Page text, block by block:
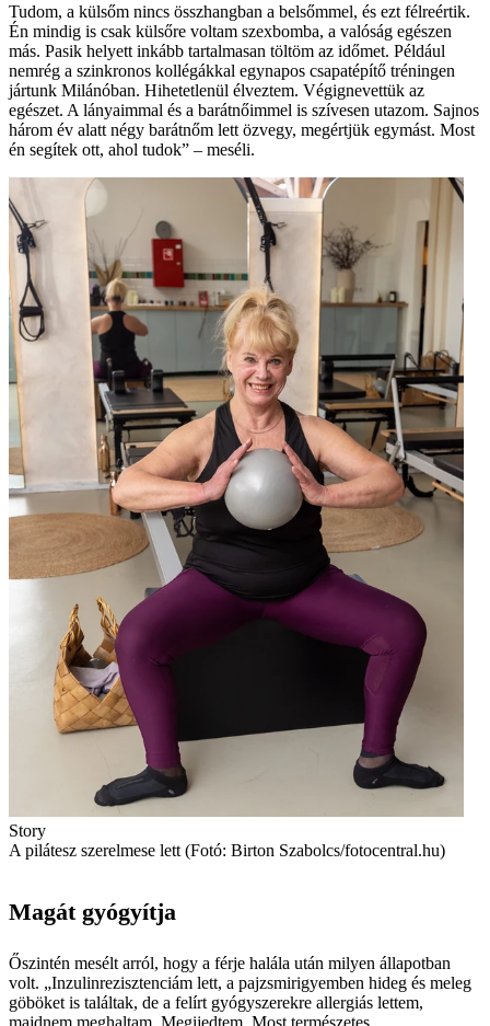
Tudom, a külsőm nincs összhangban a belsőmmel, és ezt félreértik.
Én mindig is csak külsőre voltam szexbomba, a valóság egészen
más. Pasik helyett inkább tartalmasan töltöm az időmet. Például
nemrég a szinkronos kollégákkal egynapos csapatépítő tréningen
jártunk Milánóban. Hihetetlenül élveztem. Végignevettük az
egészet. A lányaimmal és a barátnőimmel is szívesen utazom. Sajnos
három év alatt négy barátnőm lett özvegy, megértjük egymást. Most
én segítek ott, ahol tudok” – meséli.
Story
A pilátesz szerelmese lett (Fotó: Birton Szabolcs/fotocentral.hu)
Magát gyógyítja
Őszintén mesélt arról, hogy a férje halála után milyen állapotban
volt. „Inzulinrezisztenciám lett, a pajzsmirigyemben hideg és meleg
göböket is találtak, de a felírt gyógyszerekre allergiás lettem,
majdnem meghaltam. Megijedtem. Most természetes